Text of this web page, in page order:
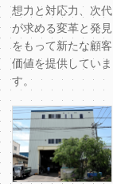
想力と対応力、次代
が求める変革と発見
をもって新たな顧客
価値を提供していま
す。